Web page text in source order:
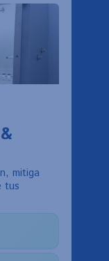
mitiga
tus